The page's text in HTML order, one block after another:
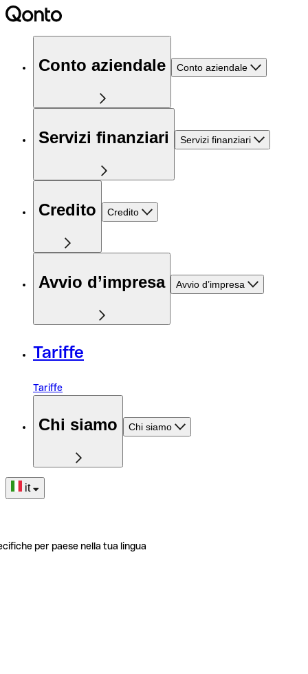
Conto aziendale Conto aziendale
Servizi finanziari Servizi finanziari
Credito Credito
Avvio d’impresa Avvio d’impresa
Tariffe
Tariffe
Chi siamo Chi siamo
it
per paese nella tua lingua